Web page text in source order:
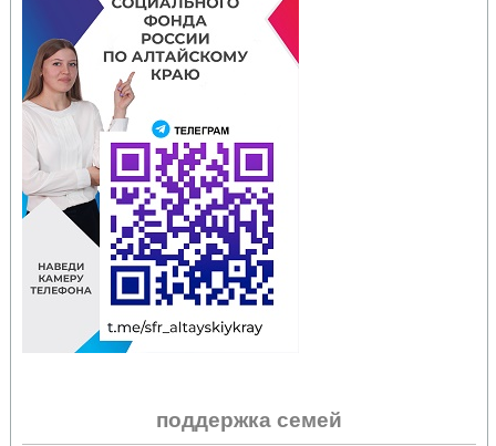
поддержка семей